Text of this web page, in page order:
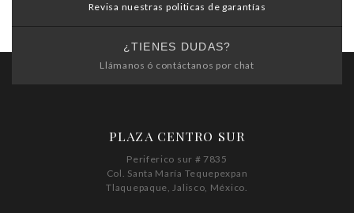
Revisa nuestras politicas de garantías
¿TIENES DUDAS?
Llámanos ó contáctanos por chat
PLAZA CENTRO SUR
Periferico sur # 7835
Col. Santa María Tequepexpan
Tlaquepaque, Jalisco, México.